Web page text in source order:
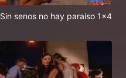
Sin senos no hay paraíso 1x4